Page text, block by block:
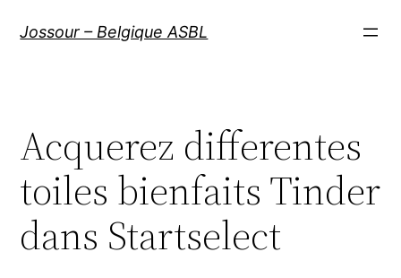
Jossour – Belgique ASBL
Acquerez differentes
toiles bienfaits Tinder
dans Startselect